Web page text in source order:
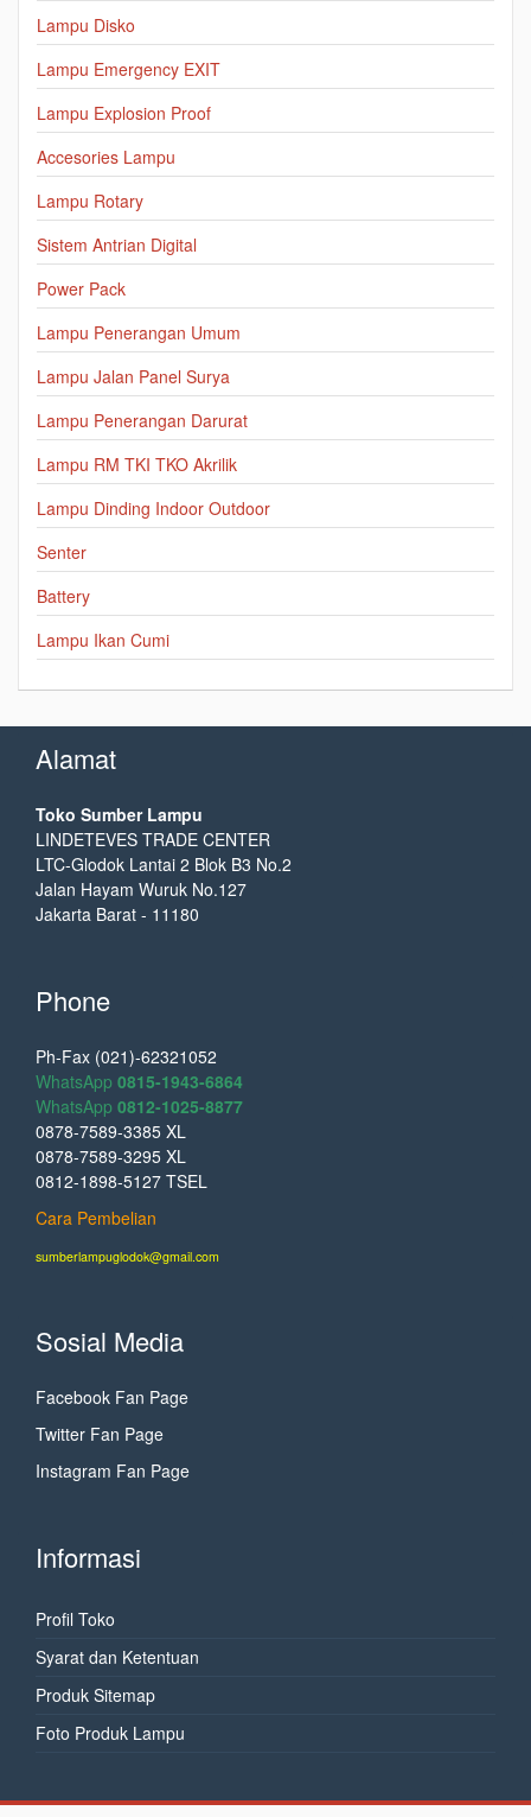
Lampu Disko
Lampu Emergency EXIT
Lampu Explosion Proof
Accesories Lampu
Lampu Rotary
Sistem Antrian Digital
Power Pack
Lampu Penerangan Umum
Lampu Jalan Panel Surya
Lampu Penerangan Darurat
Lampu RM TKI TKO Akrilik
Lampu Dinding Indoor Outdoor
Senter
Battery
Lampu Ikan Cumi
Alamat
Toko Sumber Lampu
LINDETEVES TRADE CENTER
LTC-Glodok Lantai 2 Blok B3 No.2
Jalan Hayam Wuruk No.127
Jakarta Barat - 11180
Phone
Ph-Fax (021)-62321052
WhatsApp 0815-1943-6864
WhatsApp 0812-1025-8877
0878-7589-3385 XL
0878-7589-3295 XL
0812-1898-5127 TSEL
Cara Pembelian
sumberlampuglodok@gmail.com
Sosial Media
Facebook Fan Page
Twitter Fan Page
Instagram Fan Page
Informasi
Profil Toko
Syarat dan Ketentuan
Produk Sitemap
Foto Produk Lampu